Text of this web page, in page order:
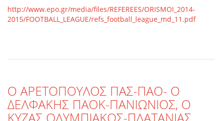
http://www.epo.gr/media/files/REFEREES/ORISMOI_2014-
2015/FOOTBALL_LEAGUE/refs_football_league_md_11.pdf
Ο ΑΡΕΤΟΠΟΥΛΟΣ ΠΑΣ-ΠΑΟ- Ο
ΔΕΛΦΑΚΗΣ ΠΑΟΚ-ΠΑΝΙΩΝΙΟΣ, Ο
ΚΥΖΑΣ ΟΛΥΜΠΙΑΚΟΣ-ΠΛΑΤΑΝΙΑΣ